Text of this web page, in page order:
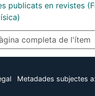
publicats en revistes
completa de l'ítem
Metadades subjectes a: